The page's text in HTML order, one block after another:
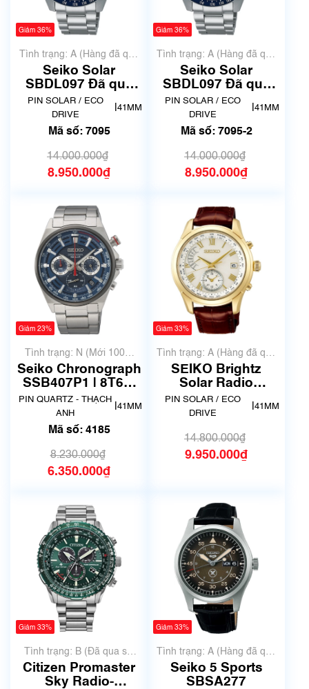
Giảm 36%
Tình trạng: A (Hàng đã qua
sử dụng nhưng rất đẹp,
không có xước)
Seiko Solar
SBDL097 Đã qua
sử dụng - MS 7095
(New)
PIN SOLAR / ECO
DRIVE
41MM
Mã số: 7095
14.000.000₫
8.950.000₫
Giảm 36%
Tình trạng: A (Hàng đã qua
sử dụng nhưng rất đẹp,
không có xước)
Seiko Solar
SBDL097 Đã qua
sử dụng - MS 7095
-2
PIN SOLAR / ECO
DRIVE
41MM
Mã số: 7095-2
14.000.000₫
8.950.000₫
Giảm 23%
Tình trạng: N (Mới 100%
chưa qua sử dụng)
Seiko Chronograph
SSB407P1 | 8T63-
00T0 | Size 41mm |
Mã số 4185
PIN QUARTZ - THẠCH
ANH
41MM
Mã số: 4185
8.230.000₫
6.350.000₫
Giảm 33%
Tình trạng: A (Hàng đã qua
sử dụng nhưng rất đẹp,
không có xước)
SEIKO Brightz
Solar Radio
SAGA312 | 8B63-
0AY0 | Size 41mm |
lướt
PIN SOLAR / ECO
DRIVE
41MM
14.800.000₫
9.950.000₫
Giảm 33%
Tình trạng: B (Đã qua sử
dụng, hàng đẹp, có chút
xước dăm)
Citizen Promaster
Sky Radio-
Giảm 33%
Tình trạng: A (Hàng đã qua
sử dụng nhưng rất đẹp,
không có xước)
Seiko 5 Sports
SBSA277